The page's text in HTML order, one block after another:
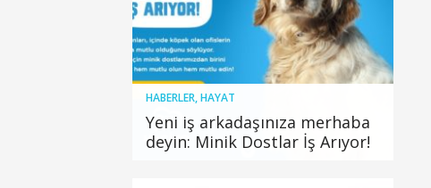
HABERLER,HAYAT
Yeni iş arkadaşınıza merhaba
deyin: Minik Dostlar İş Arıyor!